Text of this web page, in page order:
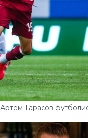
Артём Тарасов